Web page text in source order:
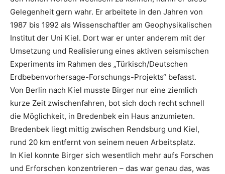
Gelegenheit gern wahr. Er arbeitete in den Jahren von
1987 bis 1992 als Wissenschaftler am Geophysikalischen
Institut der Uni Kiel. Dort war er unter anderem mit der
Umsetzung und Realisierung eines aktiven seismischen
Experiments im Rahmen des „Türkisch/Deutschen
Erdbebenvorhersage-Forschungs-Projekts“ befasst.
Von Berlin nach Kiel musste Birger nur eine ziemlich
kurze Zeit zwischenfahren, bot sich doch recht schnell
die Möglichkeit, in Bredenbek ein Haus anzumieten.
Bredenbek liegt mittig zwischen Rendsburg und Kiel,
rund 20 km entfernt von seinem neuen Arbeitsplatz.
In Kiel konnte Birger sich wesentlich mehr aufs Forschen
und Erforschen konzentrieren – das war genau das, was